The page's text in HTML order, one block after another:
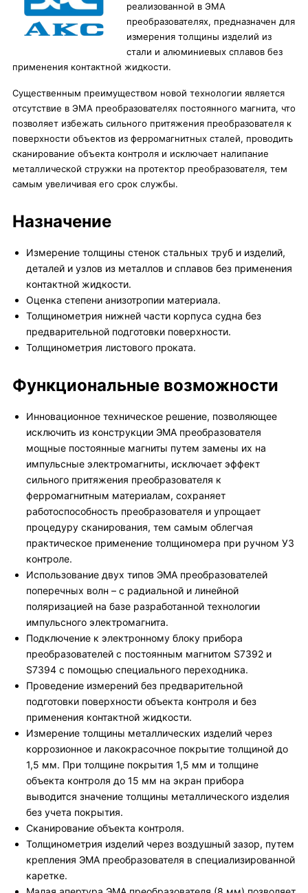
реализованной в ЭМА
преобразователях, предназначен для
измерения толщины изделий из
стали и алюминиевых сплавов без
применения контактной жидкости.
Существенным преимуществом новой технологии является
отсутствие в ЭМА преобразователях постоянного магнита, что
позволяет избежать сильного притяжения преобразователя к
поверхности объектов из ферромагнитных сталей, проводить
сканирование объекта контроля и исключает налипание
металлической стружки на протектор преобразователя, тем
самым увеличивая его срок службы.
Назначение
Измерение толщины стенок стальных труб и изделий,
деталей и узлов из металлов и сплавов без применения
контактной жидкости.
Оценка степени анизотропии материала.
Толщинометрия нижней части корпуса судна без
предварительной подготовки поверхности.
Толщинометрия листового проката.
Функциональные возможности
Инновационное техническое решение, позволяющее
исключить из конструкции ЭМА преобразователя
мощные постоянные магниты путем замены их на
импульсные электромагниты, исключает эффект
сильного притяжения преобразователя к
ферромагнитным материалам, сохраняет
работоспособность преобразователя и упрощает
процедуру сканирования, тем самым облегчая
практическое применение толщиномера при ручном УЗ
контроле.
Использование двух типов ЭМА преобразователей
поперечных волн – с радиальной и линейной
поляризацией на базе разработанной технологии
импульсного электромагнита.
Подключение к электронному блоку прибора
преобразователей с постоянным магнитом S7392 и
S7394 с помощью специального переходника.
Проведение измерений без предварительной
подготовки поверхности объекта контроля и без
применения контактной жидкости.
Измерение толщины металлических изделий через
коррозионное и лакокрасочное покрытие толщиной до
1,5 мм. При толщине покрытия 1,5 мм и толщине
объекта контроля до 15 мм на экран прибора
выводится значение толщины металлического изделия
без учета покрытия.
Сканирование объекта контроля.
Толщинометрия изделий через воздушный зазор, путем
крепления ЭМА преобразователя в специализированной
каретке.